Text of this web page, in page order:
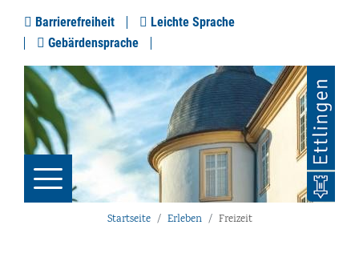
Barrierefreiheit
Leichte Sprache
Gebärdensprache
Startseite Erleben Freizeit